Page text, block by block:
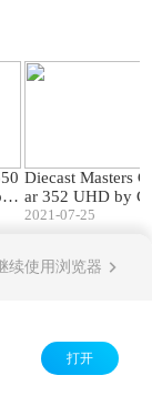
Diecast Masters
ar 352 UHD by
tc TV
2021-07-25
续使用浏览器
打开